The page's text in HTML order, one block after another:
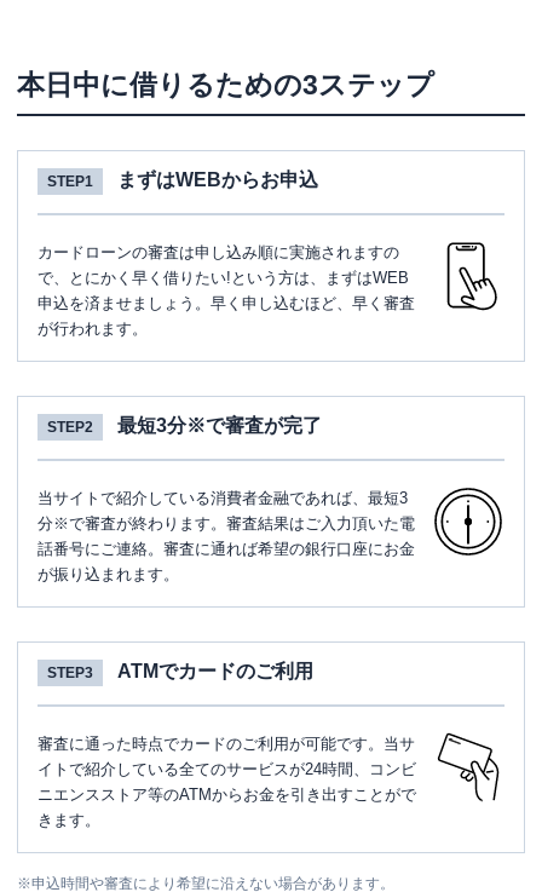
本日中に借りるための3ステップ
STEP1 まずはWEBからお申込
カードローンの審査は申し込み順に実施されますの
で、とにかく早く借りたい!という方は、まずはWEB
申込を済ませましょう。早く申し込むほど、早く審査
が行われます。
STEP2 最短3分※で審査が完了
当サイトで紹介している消費者金融であれば、最短3
分※で審査が終わります。審査結果はご入力頂いた電
話番号にご連絡。審査に通れば希望の銀行口座にお金
が振り込まれます。
STEP3 ATMでカードのご利用
審査に通った時点でカードのご利用が可能です。当サ
イトで紹介している全てのサービスが24時間、コンビ
ニエンスストア等のATMからお金を引き出すことがで
きます。
※申込時間や審査により希望に沿えない場合があります。